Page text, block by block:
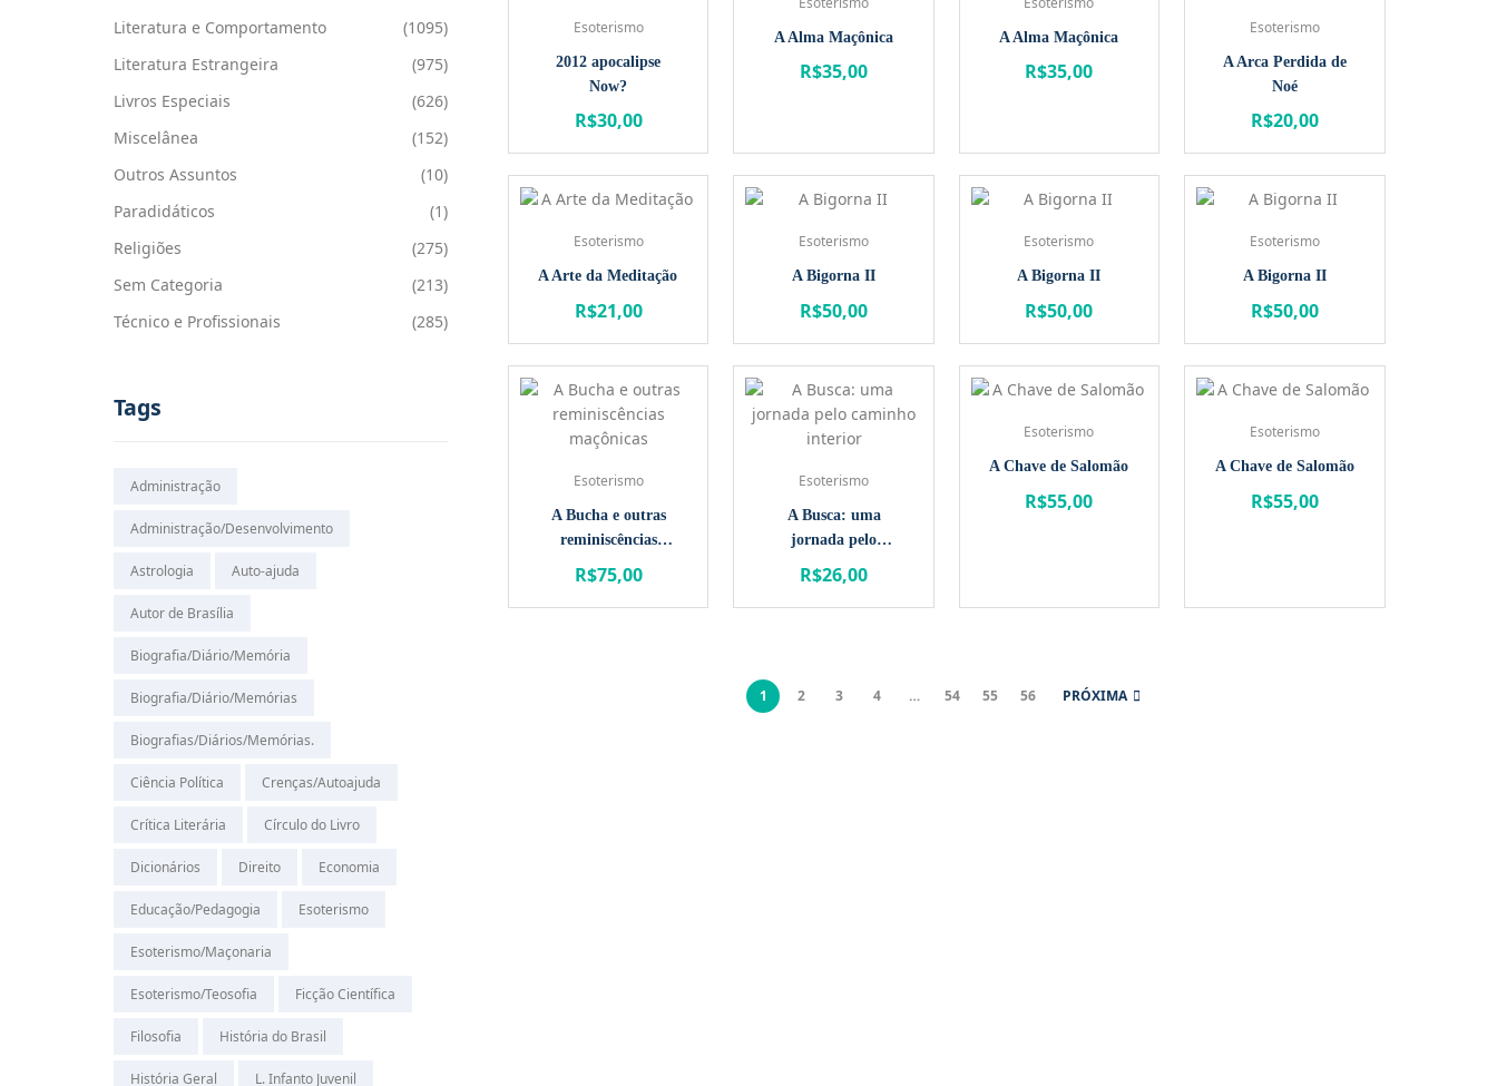
Esoterismo
2012 apocalipse
Now?
R$30,00
A Alma Maçônica
R$35,00
A Alma Maçônica
R$35,00
Esoterismo
A Arca Perdida de
Noé
R$20,00
Esoterismo
A Arte da Meditação
R$21,00
Esoterismo
A Bigorna II
R$50,00
Esoterismo
A Bigorna II
R$50,00
Esoterismo
A Bigorna II
R$50,00
Esoterismo
A Bucha e outras
reminiscências
maçônicas
R$75,00
Esoterismo
A Busca: uma
jornada pelo
caminho interior
R$26,00
Esoterismo
A Chave de Salomão
R$55,00
Esoterismo
A Chave de Salomão
R$55,00
1 2 3 4 … 54 55 56 PRÓXIMA
Literatura e Comportamento
(1095)
Literatura Estrangeira
(975)
Livros Especiais
(626)
Miscelânea
(152)
Outros Assuntos
(10)
Paradidáticos
(1)
Religiões
(275)
Sem Categoria
(213)
Técnico e Profissionais
(285)
Tags
Administração
Administração/Desenvolvimento
Astrologia Auto-ajuda
Autor de Brasília
Biografia/Diário/Memória
Biografia/Diário/Memórias
Biografias/Diários/Memórias.
Ciência Política Crenças/Autoajuda
Crítica Literária Círculo do Livro
Dicionários Direito Economia
Educação/Pedagogia Esoterismo
Esoterismo/Maçonaria
Esoterismo/Teosofia Ficção Científica
Filosofia História do Brasil
História Geral L. Infanto Juvenil